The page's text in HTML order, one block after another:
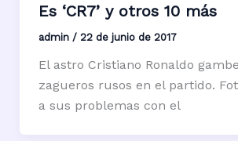
Es ‘CR7’ y otros 10 más
admin / 22 de junio de 2017
El astro Cristiano Ronaldo
zagueros rusos en el partido.
a sus problemas con el